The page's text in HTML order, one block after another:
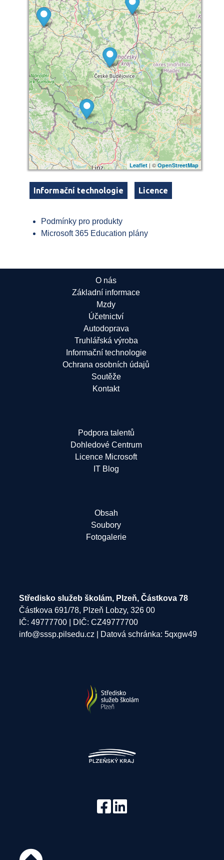
Leaflet | © OpenStreetMap
Informační technologie Licence
Podmínky pro produkty
Microsoft 365 Education plány
O nás
Základní informace
Mzdy
Účetnictví
Autodoprava
Truhlářská výroba
Informační technologie
Ochrana osobních údajů
Soutěže
Kontakt
Podpora talentů
Dohledové Centrum
Licence Microsoft
IT Blog
Obsah
Soubory
Fotogalerie
Středisko služeb školám, Plzeň, Částkova 78
Částkova 691/78, Plzeň Lobzy, 326 00
IČ: 49777700 | DIČ: CZ49777700
info@sssp.pilsedu.cz | Datová schránka: 5qxgw49